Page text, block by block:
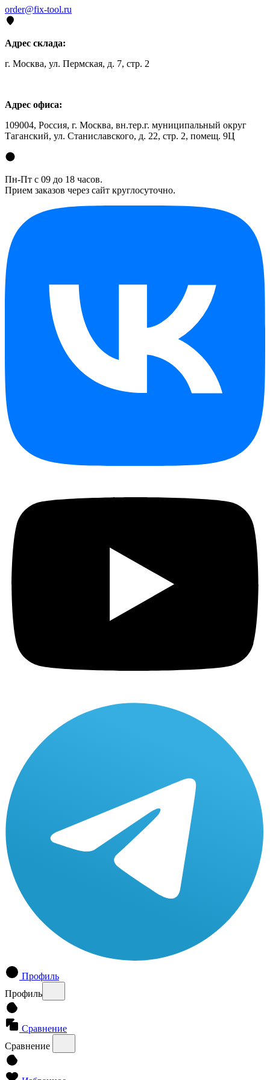
order@fix-tool.ru
Адрес склада:
г. Москва, ул. Пермская, д. 7, стр. 2
Адрес офиса:
109004, Россия, г. Москва, вн.тер.г. муниципальный округ
Таганский, ул. Станиславского, д. 22, стр. 2, помещ. 9Ц
Пн-Пт с 09 до 18 часов.
Прием заказов через сайт круглосуточно.
Профиль
Профиль
Сравнение
Сравнение